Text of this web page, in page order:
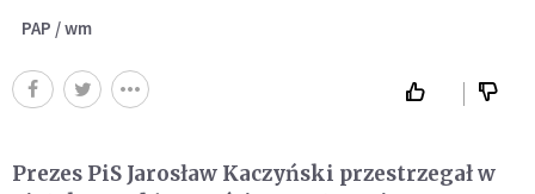
PAP / wm
Prezes PiS Jarosław Kaczyński przestrzegał w